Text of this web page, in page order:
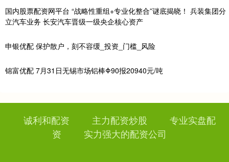
国内股票配资网平台 “战略性重组+专业化整合”谜底揭晓！ 兵装集团分
立汽车业务 长安汽车晋级一级央企核心资产
申银优配 保护散户，刻不容缓_投资_门槛_风险
锦富优配 7月31日无锡市场铝棒Φ90报20940元/吨
诚利和配资 主力配资炒股
专业实盘配
资
实力强大的配资公司